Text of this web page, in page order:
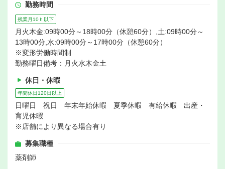
勤務時間
残業月10ｈ以下
月火木金:09時00分～18時00分（休憩60分）,土:09時00分～
13時00分,水:09時00分～17時00分（休憩60分）
※変形労働時間制
勤務曜日備考：月火水木金土
休日・休暇
年間休日120日以上
日曜日 祝日 年末年始休暇 夏季休暇 有給休暇 出産・
育児休暇
※店舗により異なる場合有り
募集職種
薬剤師